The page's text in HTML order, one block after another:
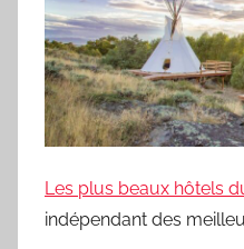
Les plus beaux hôtels
indépendant des